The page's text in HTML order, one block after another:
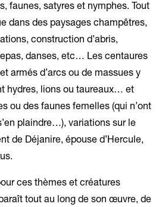
faunes, satyres et nymphes. Tout
dans des paysages champêtres,
construction d’abris,
danses, etc… Les centaures
armés d’arcs ou de massues y
hydres, lions ou taureaux… et
ou des faunes femelles (qui n’ont
plaindre…), variations sur le
de Déjanire, épouse d’Hercule,
ces thèmes et créatures
tout au long de son œuvre, de